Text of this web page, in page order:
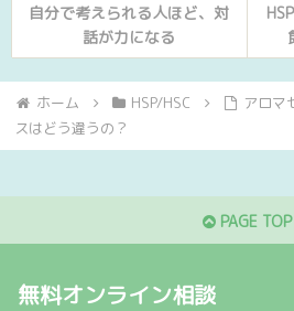
自分で考えられる人ほど、対
話が力になる
ホーム HSP/HSC
アロマ
スはどう違うの？
PAGE TOP
無料オンライン相談